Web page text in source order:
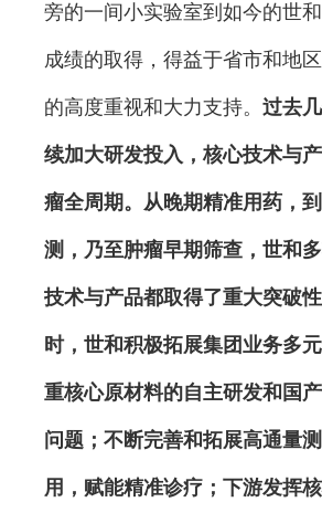
旁的一间小实验室到如今的世
成绩的取得，得益于省市和地
的高度重视和大力支持。 过去
续加大研发投入，核心技术与
瘤全周期。从晚期精准用药，
测，乃至肿瘤早期筛查，世和
技术与产品都取得了重大突破
时，世和积极拓展集团业务多
重核心原材料的自主研发和国
问题；不断完善和拓展高通量
用，赋能精准诊疗；下游发挥